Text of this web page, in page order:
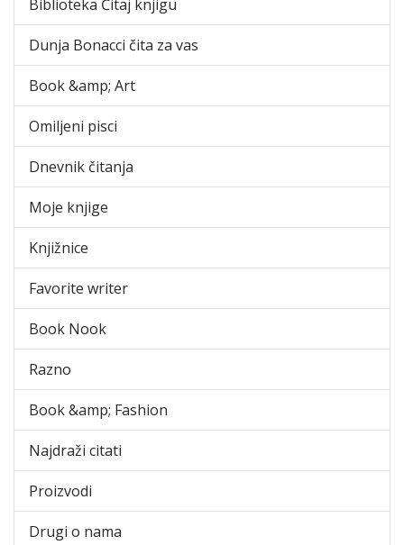
Biblioteka Čitaj knjigu
Dunja Bonacci čita za vas
Book &amp; Art
Omiljeni pisci
Dnevnik čitanja
Moje knjige
Knjižnice
Favorite writer
Book Nook
Razno
Book &amp; Fashion
Najdraži citati
Proizvodi
Drugi o nama